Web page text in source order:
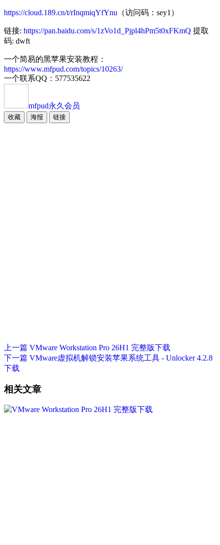
https://cloud.189.cn/t/rInqmiqYfYnu （访问码：sey1）
链接: https://pan.baidu.com/s/1zVo1d_Pjpl4hPm5t0xFKmQ 提取
码: dwft
一个简易的黑苹果安装教程：
https://www.mfpud.com/topics/10263/
一个联系QQ：577535622
mfpud永久会员
收藏 海报 链接
上一篇 VMware Workstation Pro 26H1 完整版下载
下一篇 VMware虚拟机解锁安装苹果系统工具 - Unlocker 4.2.8
下载
相关文章